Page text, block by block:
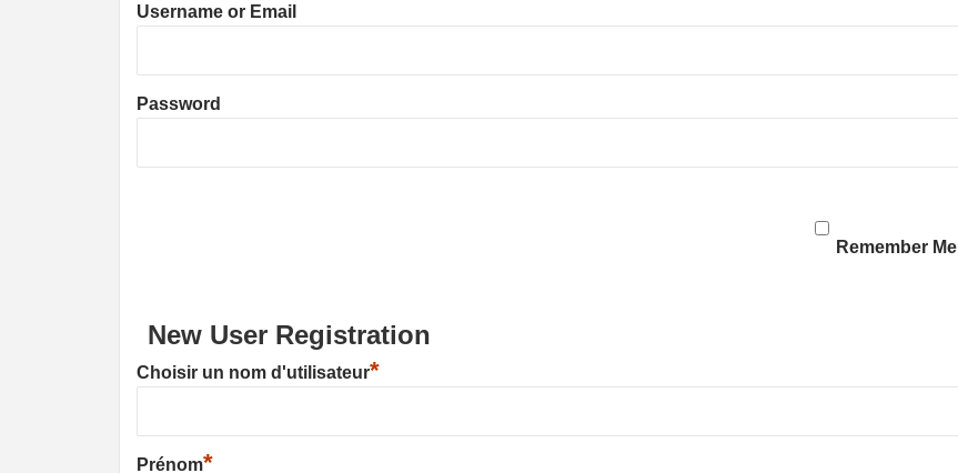
Username or Email
Password
Remember Me
New User Registration
Choisir un nom d'utilisateur*
Prénom*